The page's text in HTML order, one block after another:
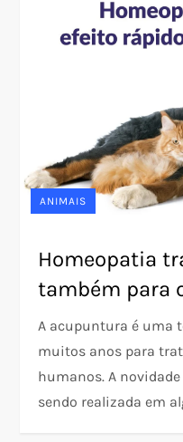
ANIMAIS
Homeopatia
também para
A acupuntura é uma
muitos anos para
humanos. A
sendo realizada em